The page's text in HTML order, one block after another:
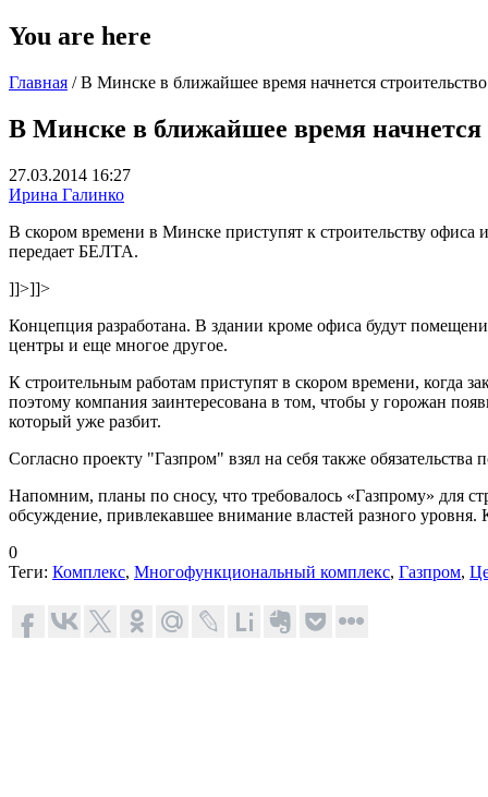
You are here
Главная / В Минске в ближайшее время начнется
В Минске в ближайшее время
27.03.2014 16:27
Ирина Галинко
В скором времени в Минске приступят к строительству
передает БЕЛТА.
]]>]]>
Концепция разработана. В здании кроме офиса будут
центры и еще многое другое.
К строительным работам приступят в скором времени, когда
поэтому компания заинтересована в том, чтобы у горожан
который уже разбит.
Согласно проекту "Газпром" взял на себя также
Напомним, планы по сносу, что требовалось «Газпрому» для
обсуждение, привлекавшее внимание властей разного
0
Теги: Комплекс, Многофункциональный комплекс, Газпром,